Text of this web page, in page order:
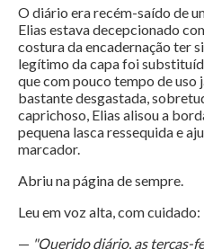
O diário era recém-saído de
Elias estava decepcionado
costura da encadernação ter
legítimo da capa foi
que com pouco tempo de uso
bastante desgastada,
caprichoso, Elias alisou a
pequena lasca ressequida e
marcador.
Abriu na página de sempre.
Leu em voz alta, com cuidado:
— "Querido diário, as terças-